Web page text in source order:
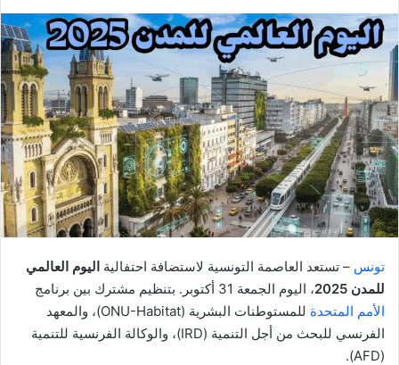
تونس – تستعد العاصمة التونسية لاستضافة احتفالية اليوم العالمي
للمدن 2025، اليوم الجمعة 31 أكتوبر. بتنظيم مشترك بين برنامج
الأمم المتحدة
للمستوطنات البشرية (ONU-Habitat)، والمعهد
الفرنسي للبحث من أجل التنمية (IRD)، والوكالة الفرنسية للتنمية
(AFD).